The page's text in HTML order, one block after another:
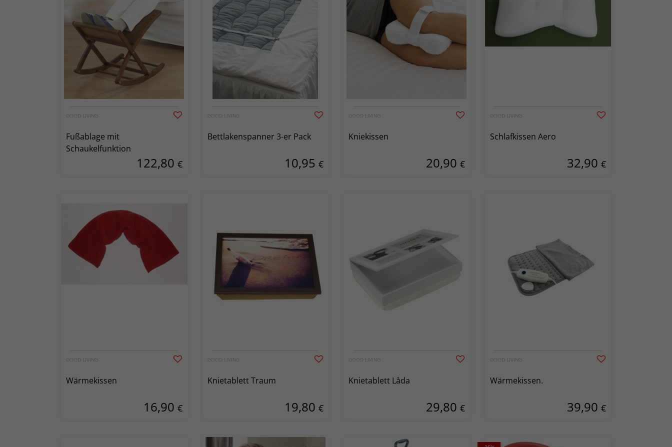
GOOD LIVING
Fußablage mit
Schaukelfunktion
122,80 €
GOOD LIVING
Bettlakenspanner 3-er Pack
10,95 €
GOOD LIVING
Kniekissen
20,90 €
GOOD LIVING
Schlafkissen Aero
32,90 €
GOOD LIVING
Wärmekissen
16,90 €
GOOD LIVING
Knietablett Traum
19,80 €
GOOD LIVING
Knietablett Låda
29,80 €
GOOD LIVING
Wärmekissen.
39,90 €